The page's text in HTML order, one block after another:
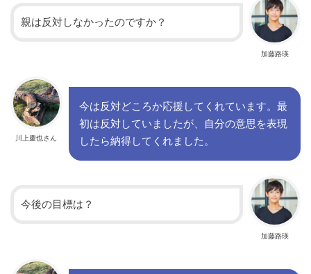
加藤路瑛
親は反対しなかったのですか？
川上慶也さん
今は反対どころか応援してくれています。最
初は反対していましたが、自分の意思を表現
したら納得してくれました。
加藤路瑛
今後の目標は？